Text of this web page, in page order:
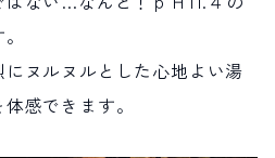
ヌルヌルとした心地よい湯
感できます。